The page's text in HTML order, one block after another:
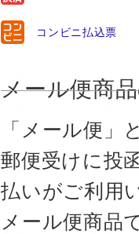
コンビニ払込票
メール便商
「メール便」
郵便受けに投
払いがご利用
メール便商品